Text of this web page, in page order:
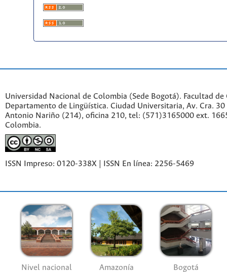
Universidad Nacional de Colombia (Sede Bogotá). Facultad de
Departamento de Lingüística. Ciudad Universitaria, Av. Cra.
Antonio Nariño (214), oficina 210, tel: (571)3165000 ext.
Colombia.
ISSN Impreso: 0120-338X | ISSN En línea: 2256-5469
Nivel nacional Amazonía Bogotá